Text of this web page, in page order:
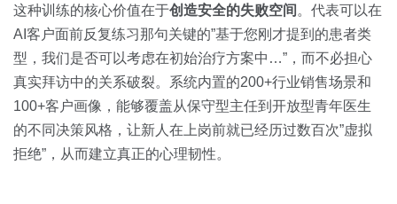
这种训练的核心价值在于创造安全的失败空间 。代表可以在
AI客户面前反复练习那句关键的”基于您刚才提到的患者类
型，我们是否可以考虑在初始治疗方案中…”，而不必担心
真实拜访中的关系破裂。系统内置的200+行业销售场景和
100+客户画像，能够覆盖从保守型主任到开放型青年医生
的不同决策风格，让新人在上岗前就已经历过数百次”虚拟
拒绝”，从而建立真正的心理韧性。